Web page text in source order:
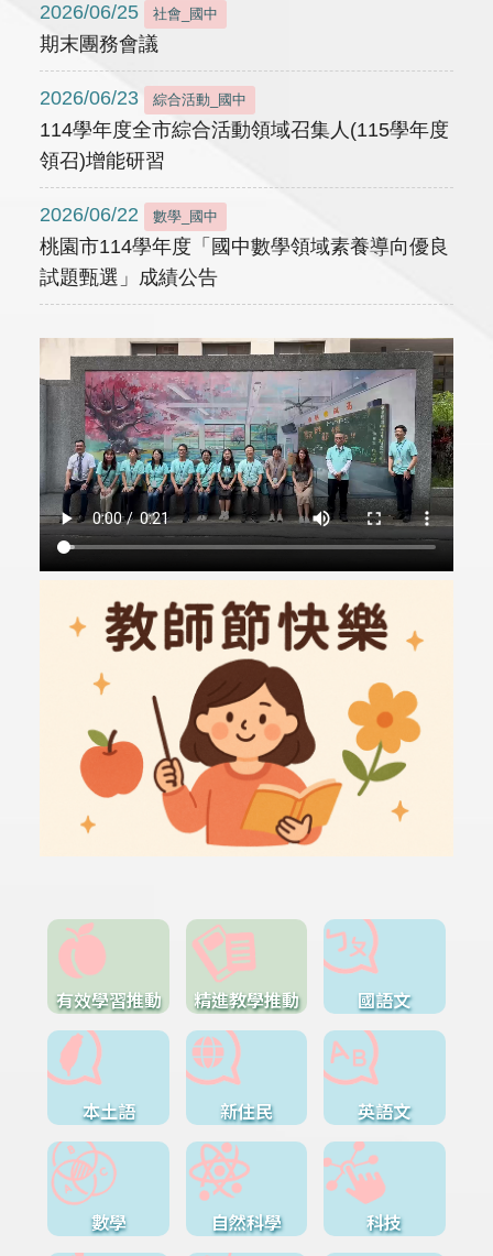
2026/06/25 社會_國中
期末團務會議
2026/06/23 綜合活動_國中
114學年度全市綜合活動領域召集人(115學年度
領召)增能研習
2026/06/22 數學_國中
桃園市114學年度「國中數學領域素養導向優良
試題甄選」成績公告
有效學習推動 精進教學推動 國語文
本土語 新住民 英語文
數學 自然科學 科技